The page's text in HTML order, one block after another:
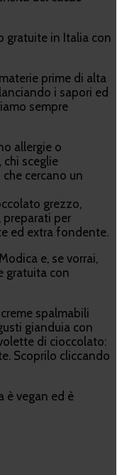
gratuite in Italia con
prime di alta
i sapori ed
sempre
allergie o
sceglie
cercano un
grezzo,
preparati per
ed extra fondente.
e, se vorrai,
gratuita con
spalmabili
gianduia con
di cioccolato:
Scoprilo cliccando
è vegan ed è